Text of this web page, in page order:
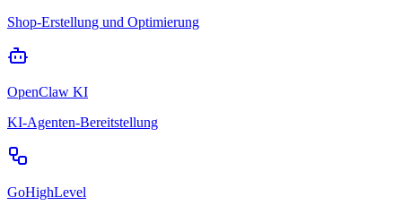
Shop-Erstellung und Optimierung
OpenClaw KI
KI-Agenten-Bereitstellung
GoHighLevel